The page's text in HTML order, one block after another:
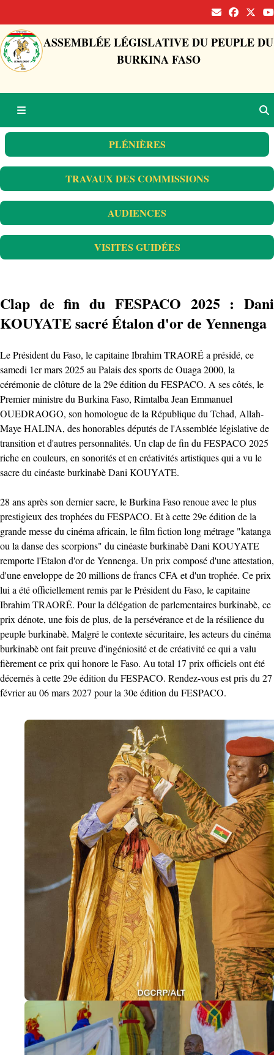
ASSEMBLÉE LÉGISLATIVE DU PEUPLE DU
BURKINA FASO
PLÉNIÈRES
TRAVAUX DES COMMISSIONS
AUDIENCES
VISITES GUIDÉES
Clap de fin du FESPACO 2025 : Dani
KOUYATE sacré Étalon d'or de Yennenga
Le Président du Faso, le capitaine Ibrahim TRAORÉ a présidé, ce
samedi 1er mars 2025 au Palais des sports de Ouaga 2000, la
cérémonie de clôture de la 29e édition du FESPACO. A ses côtés, le
Premier ministre du Burkina Faso, Rimtalba Jean Emmanuel
OUEDRAOGO, son homologue de la République du Tchad, Allah-
Maye HALINA, des honorables députés de l'Assemblée législative de
transition et d'autres personnalités. Un clap de fin du FESPACO 2025
riche en couleurs, en sonorités et en créativités artistiques qui a vu le
sacre du cinéaste burkinabè Dani KOUYATE.
28 ans après son dernier sacre, le Burkina Faso renoue avec le plus
prestigieux des trophées du FESPACO. Et à cette 29e édition de la
grande messe du cinéma africain, le film fiction long métrage "katanga
ou la danse des scorpions" du cinéaste burkinabè Dani KOUYATE
remporte l'Etalon d'or de Yennenga. Un prix composé d'une attestation,
d'une enveloppe de 20 millions de francs CFA et d'un trophée. Ce prix
lui a été officiellement remis par le Président du Faso, le capitaine
Ibrahim TRAORÉ. Pour la délégation de parlementaires burkinabè, ce
prix dénote, une fois de plus, de la persévérance et de la résilience du
peuple burkinabè. Malgré le contexte sécuritaire, les acteurs du cinéma
burkinabè ont fait preuve d'ingéniosité et de créativité ce qui a valu
fièrement ce prix qui honore le Faso. Au total 17 prix officiels ont été
décernés à cette 29e édition du FESPACO. Rendez-vous est pris du 27
février au 06 mars 2027 pour la 30e édition du FESPACO.